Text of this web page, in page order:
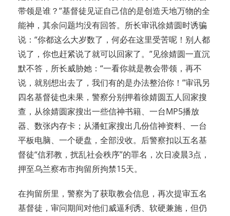
带领是谁？”基督徒见证自己信的是创造天地万物的全
能神，其余问题均没有回答。所长审讯徐婧圆时诱骗
说：“你都这么大岁数了，何必在这里受苦呢！别人都
说了，你也赶紧说了就可以回家了。”见徐婧圆一直沉
默不答，所长威胁她：“一看你就是教会带领，再不
说，就别想出去了，我们有的是办法整治你！”审讯另
四名基督徒也未果，警察分别押着徐婧圆五人回家搜
查，从徐婧圆家搜出一些信神书籍、一台MP5播放
器、数张内存卡；从潘虹家搜出几份信神资料、一台
平板电脑、一个硬盘，全部没收。后警察扣以五名基
督徒“信邪教，扰乱社会秩序”的罪名，次日凌晨3点，
押至乌兰察布市拘留所拘禁15天。
在拘留所里，警察为了获取教会信息，再次提审五名
基督徒，审问期间对他们威逼利诱、软硬兼施，但仍